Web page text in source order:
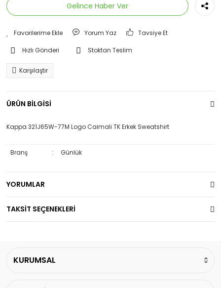
Gelince Haber Ver
Yorum Yaz Tavsiye Et
Hızlı Gönderi Stoktan Teslim
Karşılaştır
ÜRÜN BİLGİSİ
Kappa 321J65W-77M Logo Caimali TK Erkek Sweatshirt
Branş : Günlük
YORUMLAR
TAKSİT SEÇENEKLERİ
KURUMSAL